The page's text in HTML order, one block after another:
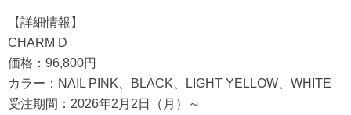
【詳細情報】
CHARM D
価格：96,800円
カラー：NAIL PINK、BLACK、LIGHT YELLOW、WHITE
受注期間：2026年2月2日（月）～